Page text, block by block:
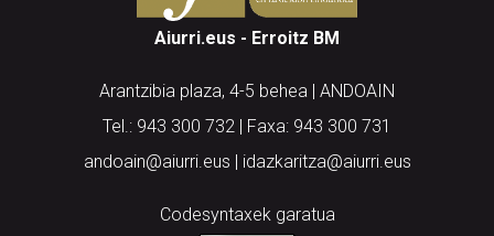
Aiurri.eus - Erroitz BM
Arantzibia plaza, 4-5 behea | ANDOAIN
Tel.: 943 300 732 | Faxa: 943 300 731
andoain@aiurri.eus | idazkaritza@aiurri.eus
Codesyntaxek garatua